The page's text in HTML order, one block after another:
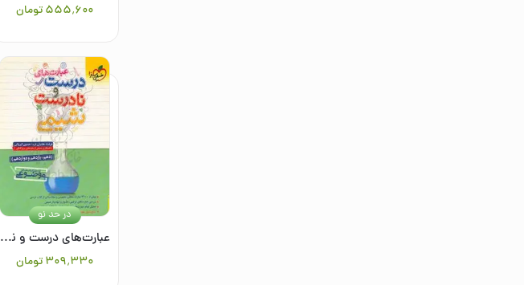
۵۵۵٬۶۰۰تومان
عبارت‌های درست و نادرست شیمی (دهم، یازدهم و دوازدهم)
۳۰۹٬۳۳۰تومان
در حد نو